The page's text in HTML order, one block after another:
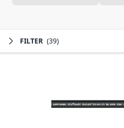
FILTER (39)